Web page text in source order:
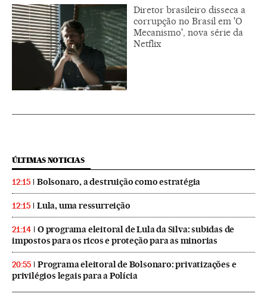
Diretor brasileiro disseca a
corrupção no Brasil em 'O
Mecanismo', nova série da
Netflix
ÚLTIMAS NOTICIAS
12:15 Bolsonaro, a destruição como estratégia
12:15 Lula, uma ressurreição
21:14
O programa eleitoral de Lula da Silva: subidas de
impostos para os ricos e proteção para as minorias
20:55
Programa eleitoral de Bolsonaro: privatizações e
privilégios legais para a Polícia